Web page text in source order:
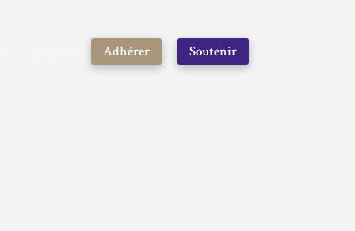
Projet et TravauxAdhérer Soutenir